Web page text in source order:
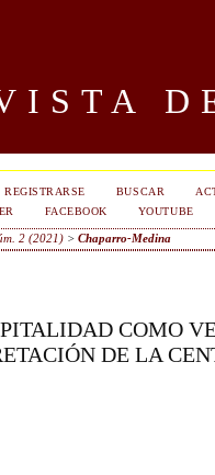
REGISTRARSE BUSCAR
FACEBOOK YOUTUBE
2 (2021)> Chaparro-Medina
COMO
DE LA